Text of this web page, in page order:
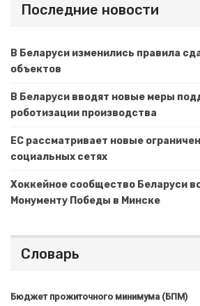
Последние новости
В Беларуси изменились правила
объектов
В Беларуси вводят новые меры
роботизации производства
ЕС рассматривает новые
социальных сетях
Хоккейное сообщество Беларуси
Монументу Победы в Минске
Словарь
Бюджет прожиточного минимума (БПМ)